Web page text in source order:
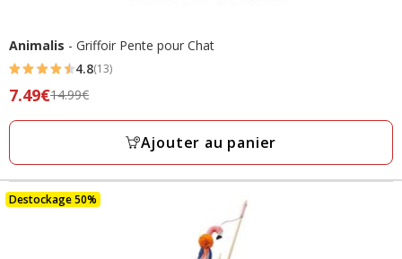
Animalis - Griffoir Pente pour Chat
4.8
étoiles
avec
avis
4.8(13)
Prix
précédent
prix
final
7.49€
7.49€14.99€
Ajouter au panier
Destockage 50%